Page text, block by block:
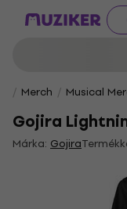
Merch Musical
Gojira
Márka: Gojira